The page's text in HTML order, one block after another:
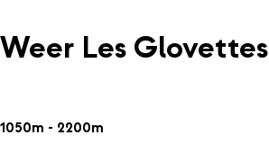
Weer Les Glovettes
1050m - 2200m